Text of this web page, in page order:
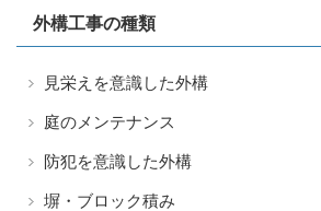
外構工事の種類
見栄えを意識した外構
庭のメンテナンス
防犯を意識した外構
塀・ブロック積み